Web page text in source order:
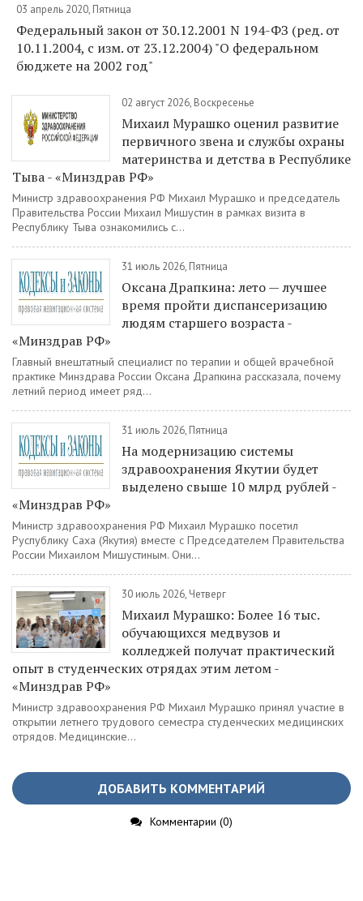
03 апрель 2020, Пятница
Федеральный закон от 30.12.2001 N 194-ФЗ (ред. от
10.11.2004, с изм. от 23.12.2004) "О федеральном
бюджете на 2002 год"
02 август 2026, Воскресенье
Михаил Мурашко оценил развитие
первичного звена и службы охраны
материнства и детства в Республике
Тыва - «Минздрав РФ»
Министр здравоохранения РФ Михаил Мурашко и председатель
Правительства России Михаил Мишустин в рамках визита в
Республику Тыва ознакомились с...
31 июль 2026, Пятница
Оксана Драпкина: лето — лучшее
время пройти диспансеризацию
людям старшего возраста -
«Минздрав РФ»
Главный внештатный специалист по терапии и общей врачебной
практике Минздрава России Оксана Драпкина рассказала, почему
летний период имеет ряд...
31 июль 2026, Пятница
На модернизацию системы
здравоохранения Якутии будет
выделено свыше 10 млрд рублей -
«Минздрав РФ»
Министр здравоохранения РФ Михаил Мурашко посетил
Руспублику Саха (Якутия) вместе с Председателем Правительства
России Михаилом Мишустиным. Они...
30 июль 2026, Четверг
Михаил Мурашко: Более 16 тыс.
обучающихся медвузов и
колледжей получат практический
опыт в студенческих отрядах этим летом -
«Минздрав РФ»
Министр здравоохранения РФ Михаил Мурашко принял участие в
открытии летнего трудового семестра студенческих медицинских
отрядов. Медицинские...
ДОБАВИТЬ КОММЕНТАРИЙ
Комментарии (0)